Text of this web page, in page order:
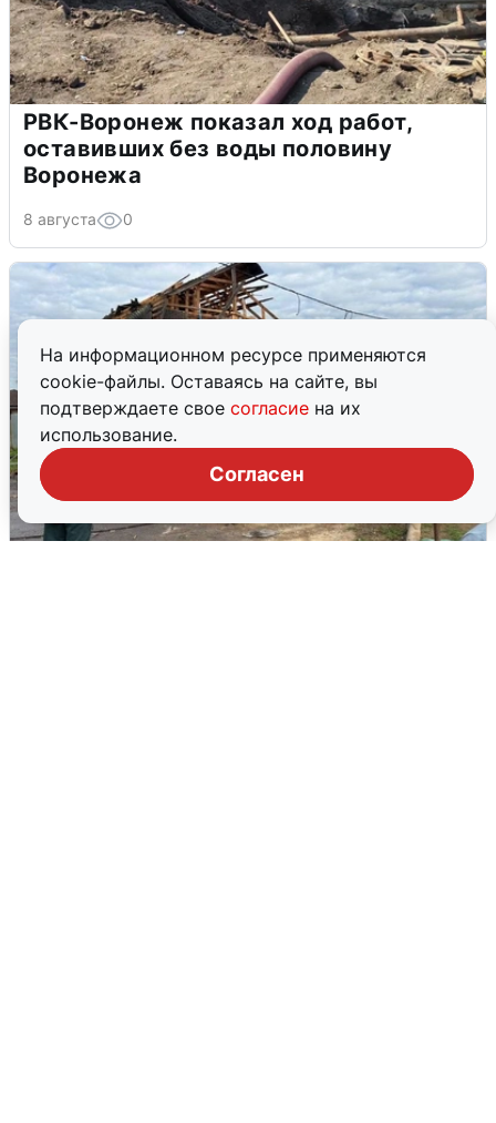
На информационном ресурсе применяются
cookie-файлы. Оставаясь на сайте, вы
подтверждаете свое согласие на их
использование.
Согласен
РВК-Воронеж показал ход работ,
оставивших без воды половину
Воронежа
8 августа 0